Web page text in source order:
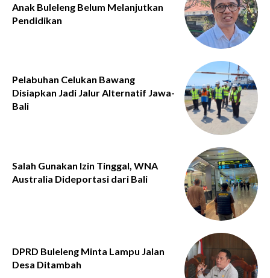
Anak Buleleng Belum Melanjutkan
Pendidikan
Pelabuhan Celukan Bawang
Disiapkan Jadi Jalur Alternatif Jawa-
Bali
Salah Gunakan Izin Tinggal, WNA
Australia Dideportasi dari Bali
DPRD Buleleng Minta Lampu Jalan
Desa Ditambah